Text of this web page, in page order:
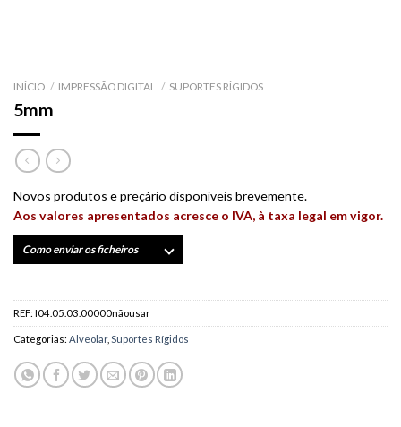
INÍCIO / IMPRESSÃO DIGITAL / SUPORTES RÍGIDOS
5mm
Novos produtos e preçário disponíveis brevemente.
Aos valores apresentados acresce o IVA, à taxa legal em vigor.
Como enviar os ficheiros
REF: I04.05.03.00000nãousar
Categorias: Alveolar, Suportes Rígidos